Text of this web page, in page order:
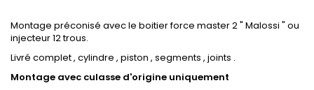
Montage préconisé avec le boitier force master 2 " Malossi " ou
injecteur 12 trous.
Livré complet , cylindre , piston , segments , joints .
Montage avec culasse d'origine uniquement